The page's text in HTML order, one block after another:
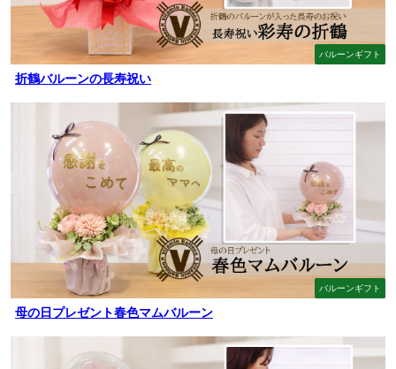
バルーンギフト
折鶴バルーンの長寿祝い
バルーンギフト
母の日プレゼント春色マムバルーン